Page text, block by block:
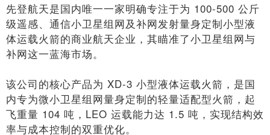
先登航天是国内唯一一家明确专注于为 100-500 公斤
级遥感、通信小卫星组网及补网发射量身定制小型液
体运载火箭的商业航天企业，其瞄准了小卫星组网与
补网这一蓝海市场。
该公司的核心产品为 XD-3 小型液体运载火箭，是国
内专为微小卫星组网量身定制的轻量适配型火箭，起
飞重量 104 吨，LEO 运载能力达 1.5 吨，实现结构效
率与成本控制的双重优化。